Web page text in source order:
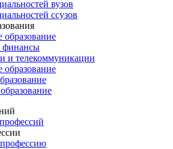
вузов
ссузов
финансы
и телекоммуникации